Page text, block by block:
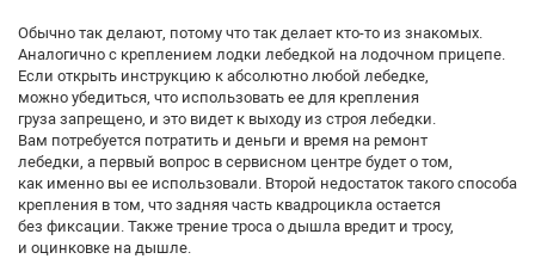
Обычно так делают, потому что так делает кто-то из знакомых.
Аналогично с креплением лодки лебедкой на лодочном прицепе.
Если открыть инструкцию к абсолютно любой лебедке,
можно убедиться, что использовать ее для крепления
груза запрещено, и это видет к выходу из строя лебедки.
Вам потребуется потратить и деньги и время на ремонт
лебедки, а первый вопрос в сервисном центре будет о том,
как именно вы ее использовали. Второй недостаток такого способа
крепления в том, что задняя часть квадроцикла остается
без фиксации. Также трение троса о дышла вредит и тросу,
и оцинковке на дышле.